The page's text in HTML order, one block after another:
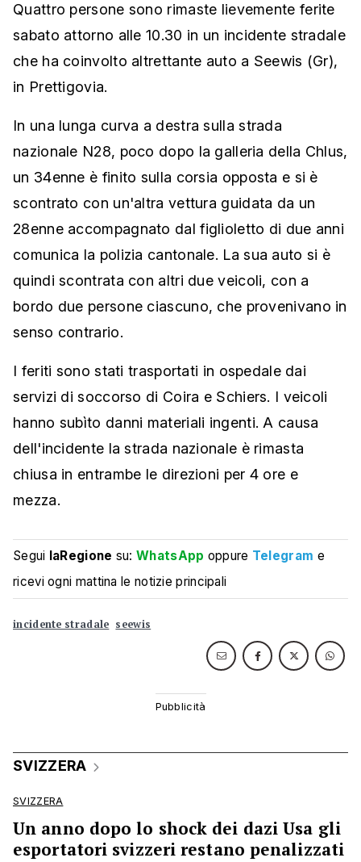
Quattro persone sono rimaste lievemente ferite
sabato attorno alle 10.30 in un incidente stradale
che ha coinvolto altrettante auto a Seewis (Gr),
in Prettigovia.
In una lunga curva a destra sulla strada
nazionale N28, poco dopo la galleria della Chlus,
un 34enne è finito sulla corsia opposta e si è
scontrato con un'altra vettura guidata da un
28enne accompagnato dal figlioletto di due anni
comunica la polizia cantonale. La sua auto si è
quindi scontrata con altri due veicoli, con a
bordo due persone ciascuno, che provenivano in
senso contrario.
I feriti sono stati trasportati in ospedale dai
servizi di soccorso di Coira e Schiers. I veicoli
hanno subìto danni materiali ingenti. A causa
dell'incidente la strada nazionale è rimasta
chiusa in entrambe le direzioni per 4 ore e
mezza.
Segui laRegione su:WhatsApp oppure Telegram e
ricevi ogni mattina le notizie principali
incidente stradale seewis
SVIZZERA
SVIZZERA
Un anno dopo lo shock dei dazi Usa gli
esportatori svizzeri restano penalizzati